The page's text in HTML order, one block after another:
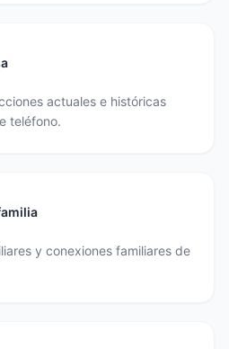
actuales e históricas
teléfono.
y conexiones familiares de